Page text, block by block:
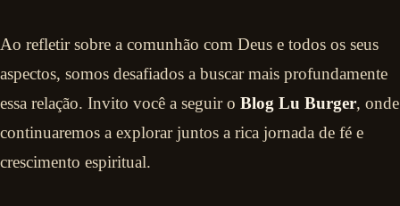
Ao refletir sobre a comunhão com Deus e todos os seus
aspectos, somos desafiados a buscar mais profundamente
essa relação. Invito você a seguir o Blog Lu Burger, onde
continuaremos a explorar juntos a rica jornada de fé e
crescimento espiritual.